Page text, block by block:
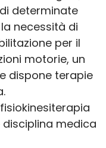
determinate
necessità di
per il
motorie, un
dispone terapie
medica